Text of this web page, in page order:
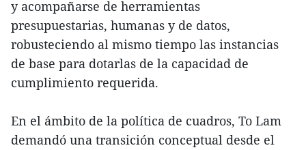
y acompañarse de herramientas
presupuestarias, humanas y de datos,
robusteciendo al mismo tiempo las instancias
de base para dotarlas de la capacidad de
cumplimiento requerida.
En el ámbito de la política de cuadros, To Lam
demandó una transición conceptual desde el